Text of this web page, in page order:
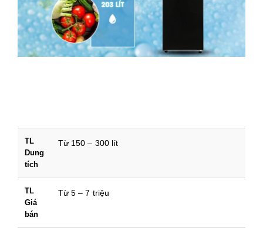
TL
Dung
tích
Từ 150 – 300 lít
TL
Giá
bán
Từ 5 – 7 triệu